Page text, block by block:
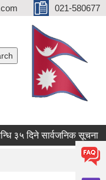
021-580677
दिने सार्वजनिक सूचना